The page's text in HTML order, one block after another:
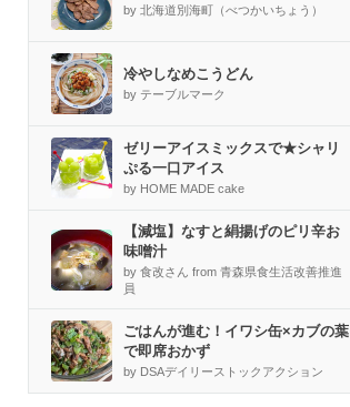
by 北海道別海町（べつかいちょう）
冷やしなめこうどん
by テーブルマーク
ゼリーアイスミックスで★シャリ
ぷる一口アイス
by HOME MADE cake
【減塩】なすと絹揚げのピリ辛お
味噌汁
by 食改さん from 青森県食生活改善推進
員
ごはんが進む！イワシ缶×カブの葉
で即席おかず
by DSAデイリーストックアクション